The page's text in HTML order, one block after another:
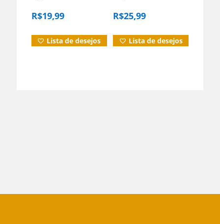
Unissex
R$19,99
Lista de desejos
R$25,99
Lista de desejos